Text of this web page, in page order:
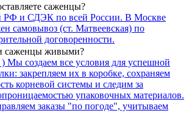
саженцы?
РФ и СДЭК по всей России. В Москве
самовывоз (ст. Матвеевская) по
договоренности.
саженцы живыми?
) Мы создаем все условия для успешной
закрепляем их в коробке, сохраняем
корневой системы и следим за
упаковочных материалов.
заказы "по погоде", учитываем